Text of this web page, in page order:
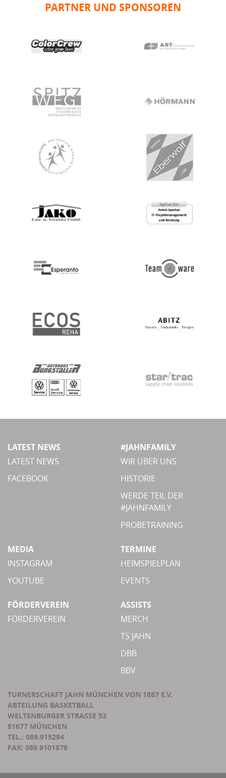
PARTNER UND SPONSOREN
LATEST NEWS
LATEST NEWS
FACEBOOK
#JAHNFAMILY
WIR ÜBER UNS
HISTORIE
WERDE TEIL DER
#JAHNFAMILY
PROBETRAINING
MEDIA
INSTAGRAM
YOUTUBE
TERMINE
HEIMSPIELPLAN
EVENTS
FÖRDERVEREIN
FÖRDERVEREIN
ASSISTS
MERCH
TS JAHN
DBB
BBV
TURNERSCHAFT JAHN MÜNCHEN VON 1887 E.V.
ABTEILUNG BASKETBALL
WELTENBURGER STRASSE 53
81677 MÜNCHEN
TEL.: 089.915294
FAX: 089.9101876